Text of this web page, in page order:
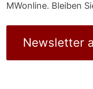
MWonline. Bleiben
Newsletter